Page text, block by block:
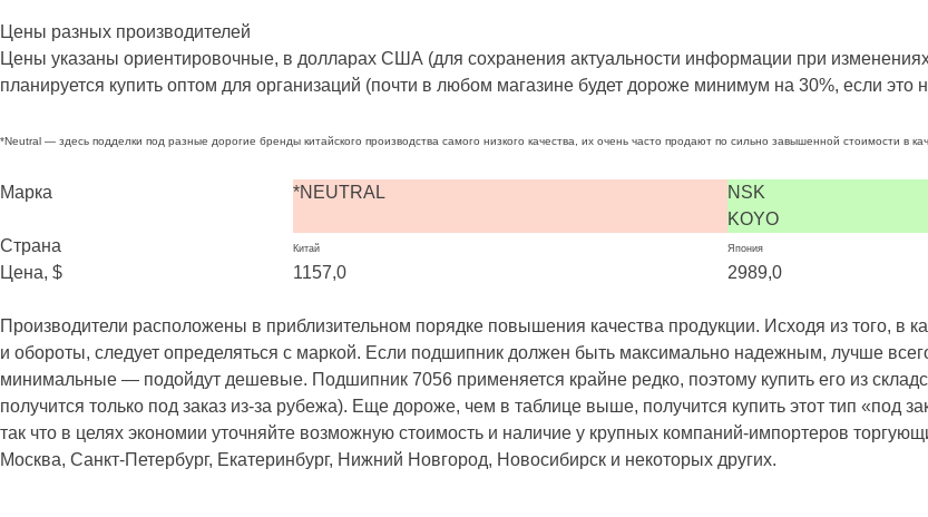
Цены разных производителей
Цены указаны ориентировочные, в долларах США (для сохранения актуальности информации при
планируется купить оптом для организаций (почти в любом магазине будет дороже минимум на 30%, если это
*Neutral — здесь подделки под разные дорогие бренды китайского производства самого низкого качества, их очень часто продают по сильно завышенной стоимости
Марка *NEUTRAL
NSK
KOYO
Страна Китай Япония
Цена, $ 1157,0 2989,0
Производители расположены в приблизительном порядке повышения качества продукции. Исходя из того, в
и обороты, следует определяться с маркой. Если подшипник должен быть максимально надежным, лучше
минимальные — подойдут дешевые. Подшипник 7056 применяется крайне редко, поэтому купить его из
получится только под заказ из-за рубежа). Еще дороже, чем в таблице выше, получится купить этот тип «под
так что в целях экономии уточняйте возможную стоимость и наличие у крупных компаний-импортеров
Москва, Санкт-Петербург, Екатеринбург, Нижний Новгород, Новосибирск и некоторых других.